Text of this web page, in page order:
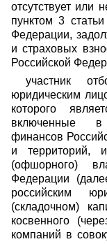
отсутствует или
пунктом 3
Федерации,
и страховых
Российской
участник
юридическим
которого
включенные в
финансов
и территорий,
(офшорного)
Федерации
российским
(складочном)
косвенного
компаний в